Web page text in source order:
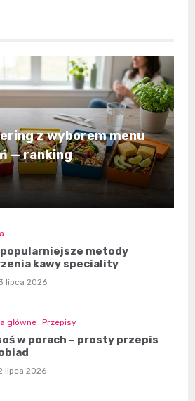
z wyborem menu
— ranking
metody
kawy speciality
lipca 2026
główne Przepisy
w porach – prosty przepis
lipca 2026